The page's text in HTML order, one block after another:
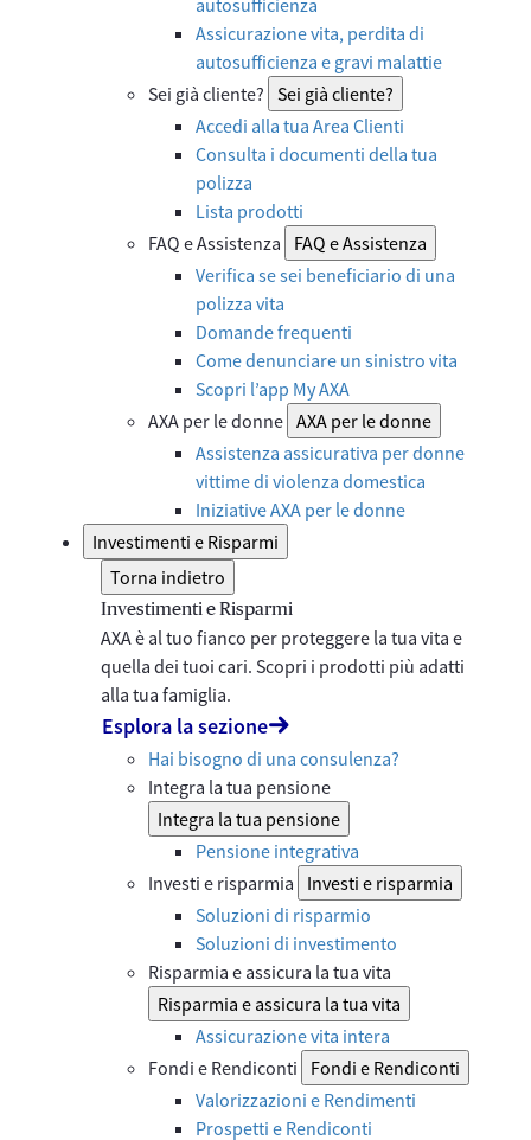
Assicurazione vita, perdita di
autosufficienza e gravi malattie
Sei già cliente? Sei già cliente?
Accedi alla tua Area Clienti
Consulta i documenti della tua
polizza
Lista prodotti
FAQ e Assistenza
FAQ e Assistenza
Verifica se sei beneficiario di una
polizza vita
Domande frequenti
Come denunciare un sinistro vita
Scopri l’app My AXA
AXA per le donne AXA per le donne
Assistenza assicurativa per donne
vittime di violenza domestica
Iniziative AXA per le donne
Investimenti e Risparmi
Torna indietro
Investimenti e Risparmi
AXA è al tuo fianco per proteggere la tua vita e
quella dei tuoi cari. Scopri i prodotti più adatti
alla tua famiglia.
Esplora la sezione
Hai bisogno di una consulenza?
Integra la tua pensione
Integra la tua pensione
Pensione integrativa
Investi e risparmia
Investi e risparmia
Soluzioni di risparmio
Soluzioni di investimento
Risparmia e assicura la tua vita
Risparmia e assicura la tua vita
Assicurazione vita intera
Fondi e Rendiconti
Fondi e Rendiconti
Valorizzazioni e Rendimenti
Prospetti e Rendiconti